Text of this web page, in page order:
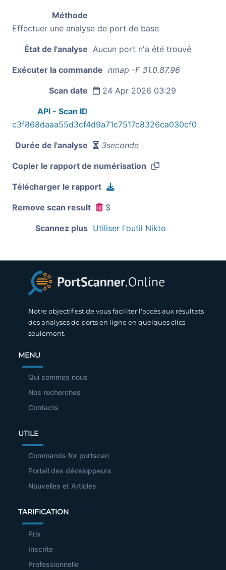
Méthode
Effectuer une analyse de port de base
État de l'analyse Aucun port n'a été trouvé
Exécuter la commande nmap -F 31.0.87.96
Scan date 24 Apr 2026 03:29
API - Scan ID
c3f868daaa55d3cf4d9a71c7517c8326ca030cf0
Durée de l'analyse 3seconde
Copier le rapport de numérisation
Télécharger le rapport
Remove scan result $
Scannez plus Utiliser l'outil Nikto
Notre objectif est de vous faciliter l'accès aux résultats
des analyses de ports en ligne en quelques clics
seulement.
MENU
Qui sommes nous
Nos recherches
Contacts
UTILE
Commands for portscan
Portail des développeurs
Nouvelles et Articles
TARIFICATION
Prix
Inscrite
Professionnelle